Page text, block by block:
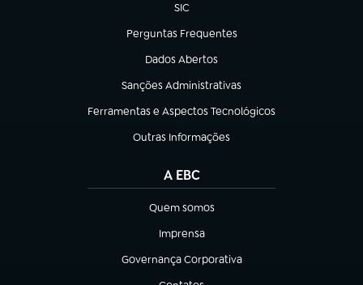
SIC
(abre em nova aba)
Perguntas Frequentes
(abre em nova aba)
Dados Abertos
(abre em nova aba)
Sanções Administrativas
(abre em nova aba)
Ferramentas e Aspectos Tecnológicos
(abre em nova aba)
Outras Informações
(abre em nova aba)
A EBC
Quem somos
(abre em nova aba)
Imprensa
(abre em nova aba)
Governança Corporativa
(abre em nova aba)